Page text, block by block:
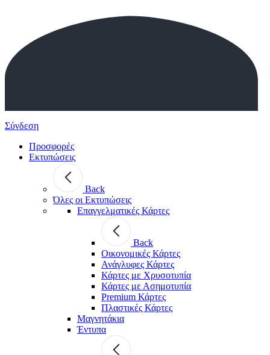
Σύνδεση
Προσφορές
Εκτυπώσεις
Back
Όλες οι Εκτυπώσεις
Επαγγελματικές Κάρτες
Back
Οικονομικές Κάρτες
Ανάγλυφες Κάρτες
Κάρτες με Χρυσοτυπία
Κάρτες με Ασημοτυπία
Premium Κάρτες
Πλαστικές Κάρτες
Μαγνητάκια
Έντυπα